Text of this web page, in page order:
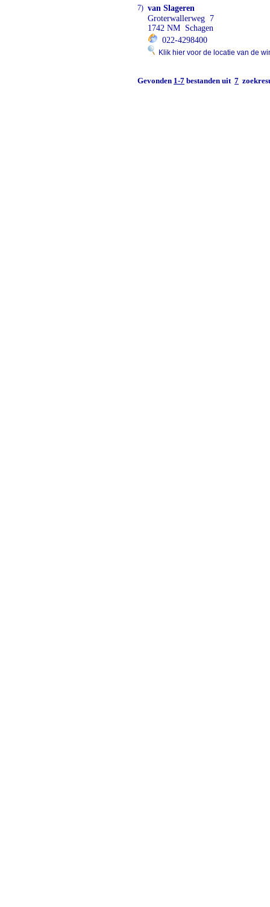
7) van Slageren
Groterwallerweg 7
1742 NM Schagen
022-4298400
Klik hier voor de locatie van de
Gevonden 1-7 bestanden uit 7